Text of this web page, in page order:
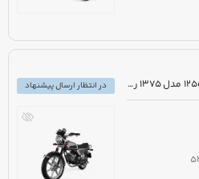
مزایده دولتی موتورسیکلت یاماها 125cc مدل 1375 رنگ زرشکی
در انتظار ارسال پیشنهاد